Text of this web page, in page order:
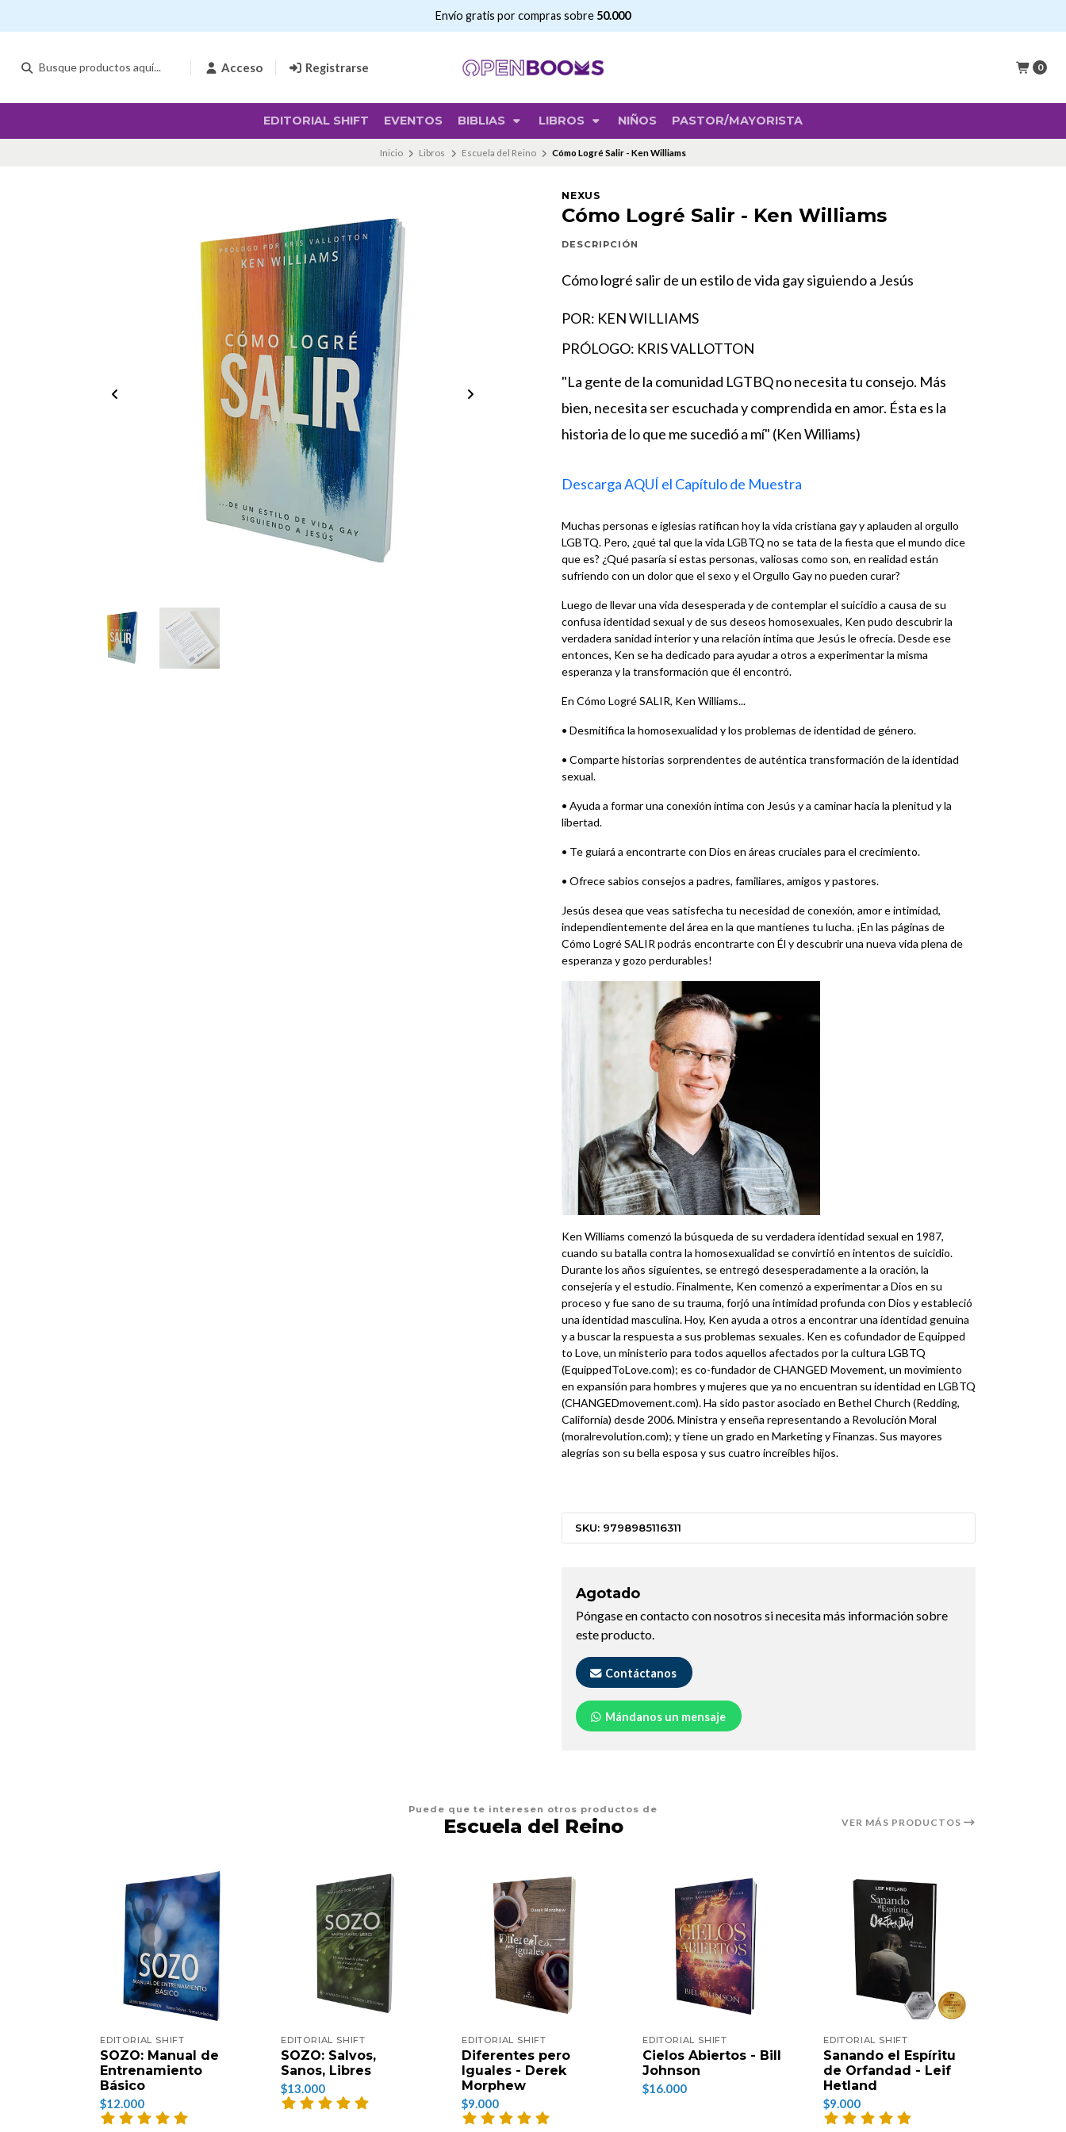
Acceso Registrarse 0
EDITORIAL SHIFT EVENTOS BIBLIAS LIBROS NIÑOS PASTOR/MAYORISTA
Envío gratis por compras sobre 50.000
Inicio Libros Escuela del Reino Cómo Logré Salir - Ken Williams
NEXUS
Cómo Logré Salir - Ken Williams
DESCRIPCIÓN
Cómo logré salir de un estilo de vida gay siguiendo a Jesús
POR: KEN WILLIAMS
PRÓLOGO: KRIS VALLOTTON
"La gente de la comunidad LGTBQ no necesita tu consejo. Más
bien, necesita ser escuchada y comprendida en amor. Ésta es la
historia de lo que me sucedió a mí" (Ken Williams)
Descarga AQUÍ el Capítulo de Muestra
Muchas personas e iglesias ratifican hoy la vida cristiana gay y aplauden al orgullo
LGBTQ. Pero, ¿qué tal que la vida LGBTQ no se tata de la fiesta que el mundo dice
que es? ¿Qué pasaría si estas personas, valiosas como son, en realidad están
sufriendo con un dolor que el sexo y el Orgullo Gay no pueden curar?
Luego de llevar una vida desesperada y de contemplar el suicidio a causa de su
confusa identidad sexual y de sus deseos homosexuales, Ken pudo descubrir la
verdadera sanidad interior y una relación íntima que Jesús le ofrecía. Desde ese
entonces, Ken se ha dedicado para ayudar a otros a experimentar la misma
esperanza y la transformación que él encontró.
En Cómo Logré SALIR, Ken Williams...
• Desmitifica la homosexualidad y los problemas de identidad de género.
• Comparte historias sorprendentes de auténtica transformación de la identidad
sexual.
• Ayuda a formar una conexión íntima con Jesús y a caminar hacia la plenitud y la
libertad.
• Te guiará a encontrarte con Dios en áreas cruciales para el crecimiento.
• Ofrece sabios consejos a padres, familiares, amigos y pastores.
Jesús desea que veas satisfecha tu necesidad de conexión, amor e intimidad,
independientemente del área en la que mantienes tu lucha. ¡En las páginas de
Cómo Logré SALIR podrás encontrarte con Él y descubrir una nueva vida plena de
esperanza y gozo perdurables!
Ken Williams comenzó la búsqueda de su verdadera identidad sexual en 1987,
cuando su batalla contra la homosexualidad se convirtió en intentos de suicidio.
Durante los años siguientes, se entregó desesperadamente a la oración, la
consejería y el estudio. Finalmente, Ken comenzó a experimentar a Dios en su
proceso y fue sano de su trauma, forjó una intimidad profunda con Dios y estableció
una identidad masculina. Hoy, Ken ayuda a otros a encontrar una identidad genuina
y a buscar la respuesta a sus problemas sexuales. Ken es cofundador de Equipped
to Love, un ministerio para todos aquellos afectados por la cultura LGBTQ
(EquippedToLove.com); es co-fundador de CHANGED Movement, un movimiento
en expansión para hombres y mujeres que ya no encuentran su identidad en LGBTQ
(CHANGEDmovement.com). Ha sido pastor asociado en Bethel Church (Redding,
California) desde 2006. Ministra y enseña representando a Revolución Moral
(moralrevolution.com); y tiene un grado en Marketing y Finanzas. Sus mayores
alegrías son su bella esposa y sus cuatro increíbles hijos.
SKU: 9798985116311
Agotado
Póngase en contacto con nosotros si necesita más información sobre
este producto.
Contáctanos
Mándanos un mensaje
Puede que te interesen otros productos de
Escuela del Reino VER MÁS PRODUCTOS
EDITORIAL SHIFT
SOZO: Manual de
Entrenamiento
Básico
$12.000
EDITORIAL SHIFT
SOZO: Salvos,
Sanos, Libres
$13.000
EDITORIAL SHIFT
Diferentes pero
Iguales - Derek
Morphew
$9.000
EDITORIAL SHIFT
Cielos Abiertos - Bill
Johnson
$16.000
EDITORIAL SHIFT
Sanando el Espíritu
de Orfandad - Leif
Hetland
$9.000